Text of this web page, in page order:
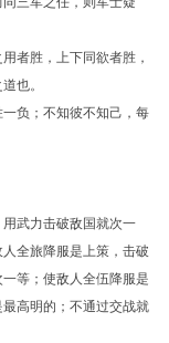
者胜，上下同欲者胜，
也。
负；不知彼不知己，每
武力击破敌国就次一
全旅降服是上策，击破
等；使敌人全伍降服是
高明的；不通过交战就